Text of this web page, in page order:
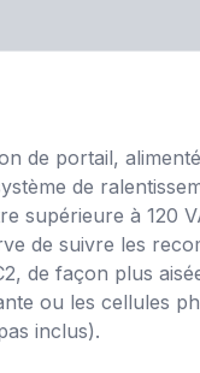
de portail,
de
à 120
de suivre les
de façon plus
ou les cellules
inclus).